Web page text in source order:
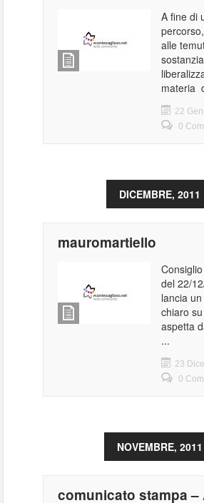
A fine di
alle
materia
22
0
DICEMBRE, 2011
mauromartiello
del 22/
lancia
chiaro
aspetta
...
23
0
NOVEMBRE, 2011
comunicato stampa –